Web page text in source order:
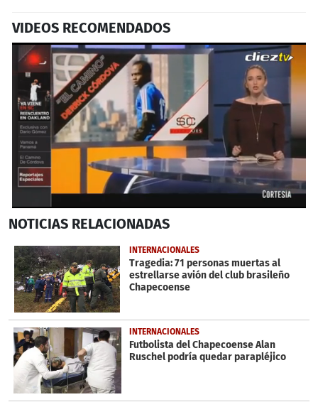
VIDEOS RECOMENDADOS
seconds
6
minutes,
5
seconds
NOTICIAS RELACIONADAS
INTERNACIONALES
Tragedia: 71 personas muertas al
estrellarse avión del club brasileño
Chapecoense
INTERNACIONALES
Futbolista del Chapecoense Alan
Ruschel podría quedar parapléjico